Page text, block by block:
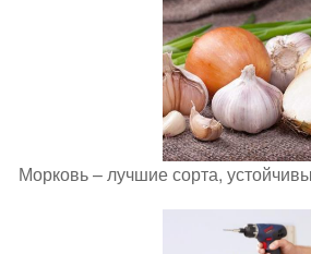
Морковь – лучшие сорта,